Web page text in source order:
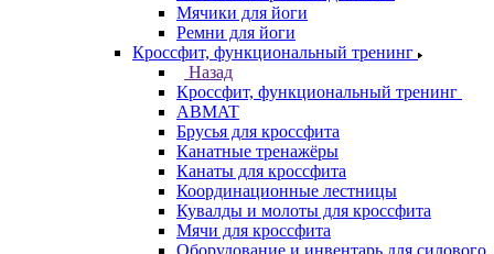
Мячики для йоги
Ремни для йоги
Кроссфит, функциональный тренинг
Назад
Кроссфит, функциональный тренинг
ABMAT
Брусья для кроссфита
Канатные тренажёры
Канаты для кроссфита
Координационные лестницы
Кувалды и молоты для кроссфита
Мячи для кроссфита
Оборудование и инвентарь для силового